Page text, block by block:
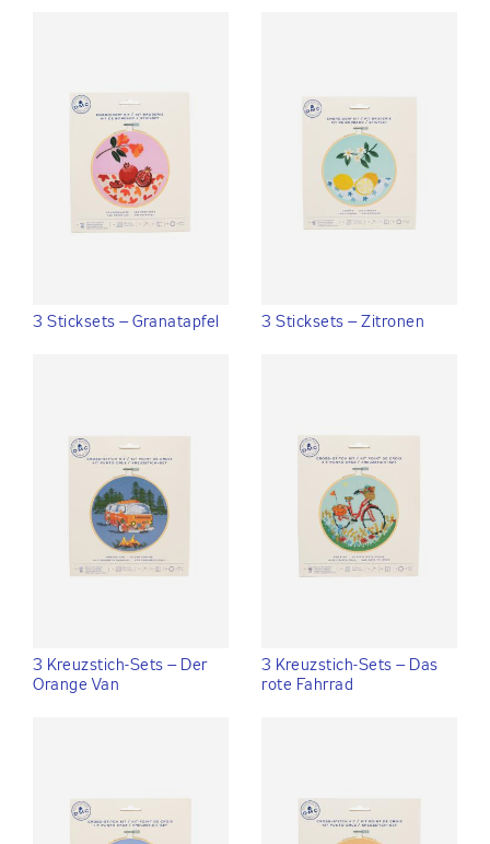
3 Sticksets – Granatapfel 3 Sticksets – Zitronen
3 Kreuzstich-Sets – Der
Orange Van
3 Kreuzstich-Sets – Das
rote Fahrrad